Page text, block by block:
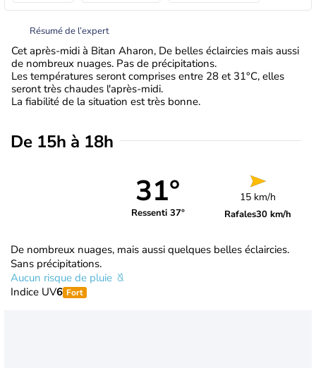
Résumé de l’expert
Cet après-midi à Bitan Aharon, De belles éclaircies mais aussi
de nombreux nuages. Pas de précipitations.
Les températures seront comprises entre 28 et 31°C, elles
seront très chaudes l'après-midi.
La fiabilité de la situation est très bonne.
De 15h à 18h
31°
Ressenti 37°
15 km/h
Rafales30 km/h
De nombreux nuages, mais aussi quelques belles éclaircies.
Sans précipitations.
Aucun risque de pluie
Indice UV6 Fort